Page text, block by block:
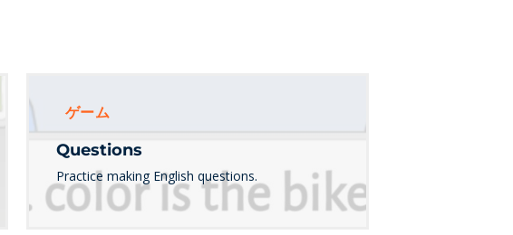
ゲーム
Questions
Practice making English questions.